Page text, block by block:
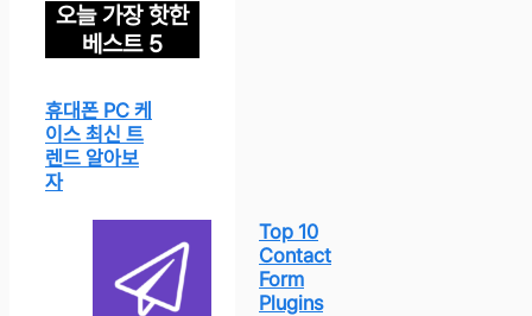
오늘 가장 핫한
베스트 5
휴대폰 PC 케
이스 최신 트
렌드 알아보
자
Top 10
Contact
Form
Plugins